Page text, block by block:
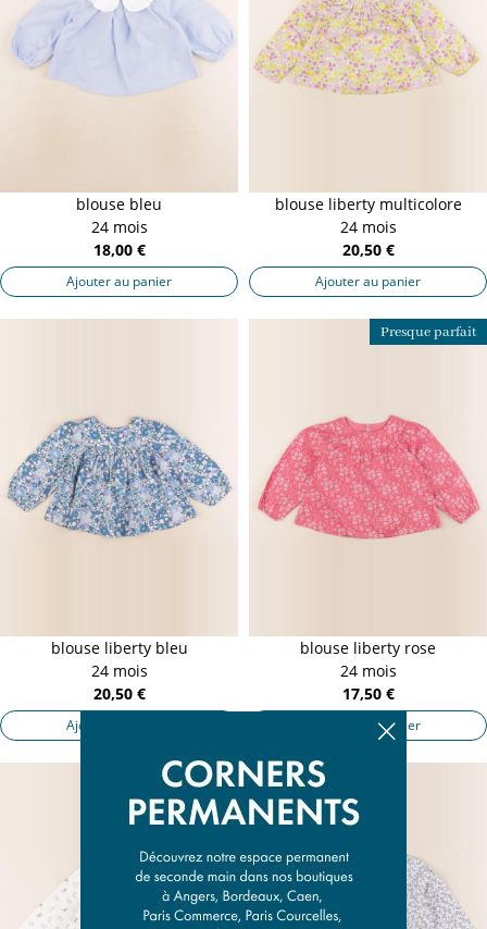
blouse bleu
24 mois
18,00 €
Ajouter au panier
blouse liberty multicolore
24 mois
20,50 €
Ajouter au panier
blouse liberty bleu
24 mois
20,50 €
Ajouter au panier
Presque parfait
blouse liberty rose
24 mois
17,50 €
Ajouter au panier